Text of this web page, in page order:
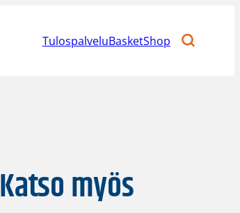
TulospalveluBasketShop
Katso myös